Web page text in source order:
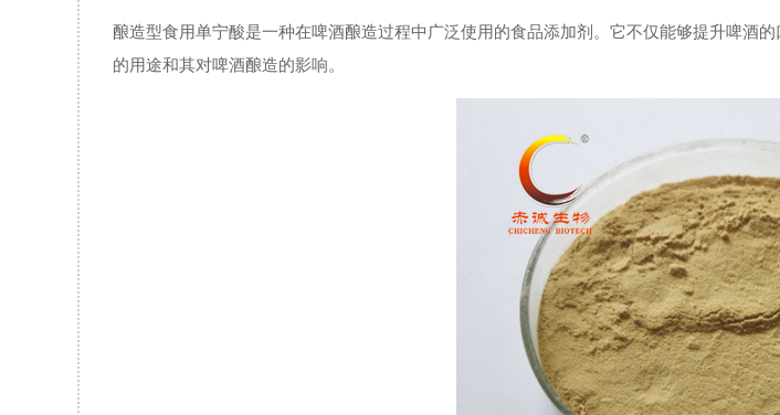
酿造型食用单宁酸是一种在啤酒酿造过程中广泛使用的食品添加剂。它不仅能够提升啤酒
的用途和其对啤酒酿造的影响。